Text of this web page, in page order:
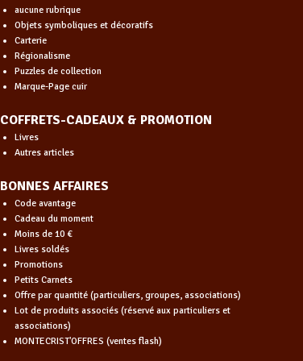
aucune rubrique
Objets symboliques et décoratifs
Carterie
Régionalisme
Puzzles de collection
Marque-Page cuir
COFFRETS-CADEAUX & PROMOTION
Livres
Autres articles
BONNES AFFAIRES
Code avantage
Cadeau du moment
Moins de 10 €
Livres soldés
Promotions
Petits Carnets
Offre par quantité (particuliers, groupes, associations)
Lot de produits associés (réservé aux particuliers et
associations)
MONTECRIST'OFFRES (ventes flash)